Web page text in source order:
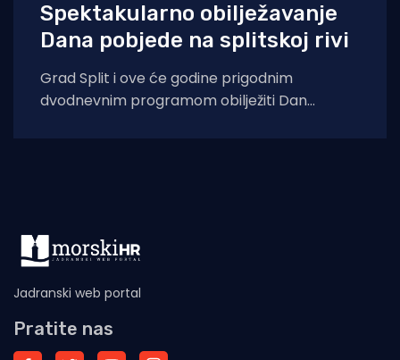
Spektakularno obilježavanje
Dana pobjede na splitskoj rivi
Grad Split i ove će godine prigodnim
dvodnevnim programom obilježiti Dan
Jadranski web portal
Pratite nas